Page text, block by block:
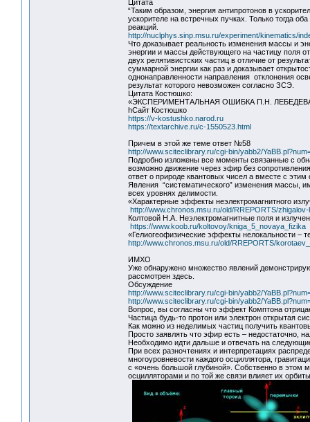
Цитата
“Таким образом, энергия антипротонов в
ускорителе на встречных пучках. Только тогда
реакций.
http://nuclphys.sinp.msu.ru/experiment/kinematics/
Что доказывает реальность изменения массы и
энергии и массы действующего на частицу поля
двух релятивистских частиц в отличие от
суммарной энергии как раз и доказывает
однонаправленности направления отклонения
результат которого невозможен согласно ЗСЭ.
Цитата Костюшко:
«ЭКСПЕРИМЕНТАЛЬНАЯ ОШИБКА П.Н.
hСайт Костюшко
https://v-kostushko.narod.ru
https://textarchive.ru/c-1550523.html
Причем в этой же теме ответ №58
http://www.sciteclibrary.ru/cgi-bin/yabb2/
Подробно изложены все моменты связанные с
возможно движение через эфир без
ответ о природе квантовых чисел а вместе с
Явления “систематического” изменения массы,
всех уровнях делимости.
«Характерные эффекты неэлектромагнитного
http://www.chronos.msu.ru/old/RREPORTS/
Колтовой Н.А. Неэлектромагнитные поля и
https://www.koob.ru/koltovoy/kniga_5_novaya_fizika
«Гелиогеофизические эффекты нелокальности –
http://www.chronos.msu.ru/old/RREPORTS/
ИМХО
Уже обнаружено множество явлений
рассмотрен здесь.
Обсуждение
http://www.sciteclibrary.ru/cgi-bin/yabb2/
http://www.sciteclibrary.ru/cgi-bin/yabb2/
Вопрос, вы согласны что эффект Комптона
Частица будь-то протон или электрон открытая
Как можно из неделимых частиц получить
Просто заявлять что эфир есть – недостаточно,
Необходимо идти дальше и отвечать на
При всех разночтениях и интерпретациях
многоуровневости каждого осциллятора,
с «очень большой глубиной». Собственно в этом
осцилляторами и по той же связи влияет их